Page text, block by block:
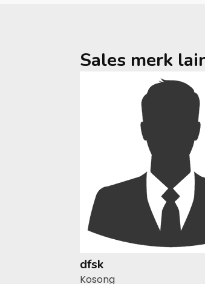
Sales merk
dfsk
Kosong